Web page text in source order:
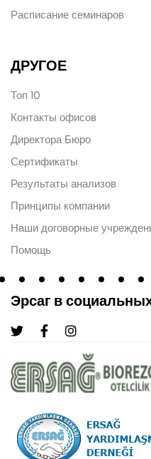
Расписание семинаров
ДРУГОЕ
Топ 10
Контакты офисов
Директора Бюро
Сертификаты
Результаты анализов
Принципы компании
Наши договорные
Помощь
Эрсаг в